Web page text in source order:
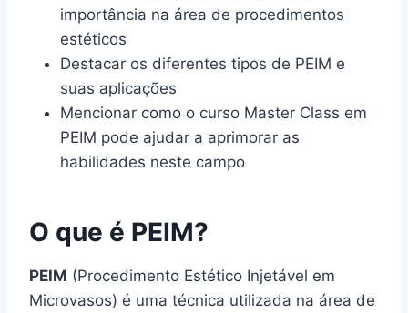
importância na área de procedimentos
estéticos
Destacar os diferentes tipos de PEIM e
suas aplicações
Mencionar como o curso Master Class em
PEIM pode ajudar a aprimorar as
habilidades neste campo
O que é PEIM?
PEIM (Procedimento Estético Injetável em
Microvasos) é uma técnica utilizada na área de